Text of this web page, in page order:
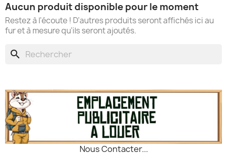
Aucun produit disponible pour le moment
Restez à l'écoute ! D'autres produits seront affichés ici au
fur et à mesure qu'ils seront ajoutés.
search
Nous Contacter...